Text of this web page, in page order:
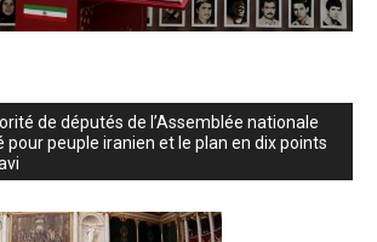
de députés de l’Assemblée nationale
pour peuple iranien et le plan en dix points